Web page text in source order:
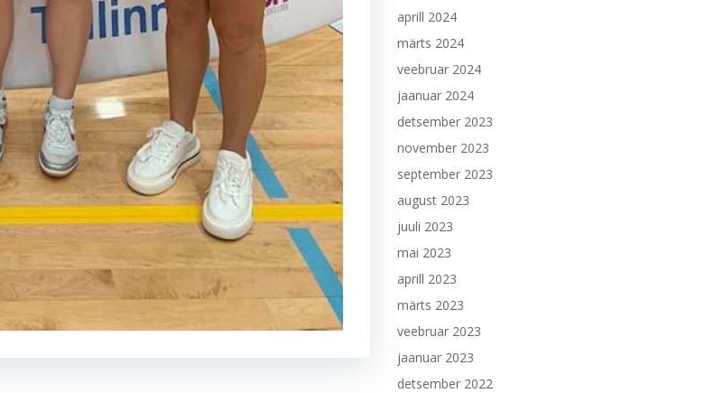
aprill 2024
märts 2024
veebruar 2024
jaanuar 2024
detsember 2023
november 2023
september 2023
august 2023
juuli 2023
mai 2023
aprill 2023
märts 2023
veebruar 2023
jaanuar 2023
detsember 2022